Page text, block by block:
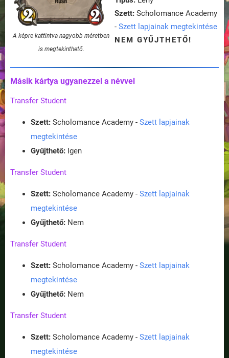
A képre kattintva nagyobb méretben
is megtekinthető.
Szett: Scholomance Academy
- Szett lapjainak megtekintése
NEM GYŰJTHETŐ!
Másik kártya ugyanezzel a névvel
Transfer Student
Szett: Scholomance Academy - Szett lapjainak
megtekintése
Gyűjthető: Igen
Transfer Student
Szett: Scholomance Academy - Szett lapjainak
megtekintése
Gyűjthető: Nem
Transfer Student
Szett: Scholomance Academy - Szett lapjainak
megtekintése
Gyűjthető: Nem
Transfer Student
Szett: Scholomance Academy - Szett lapjainak
megtekintése